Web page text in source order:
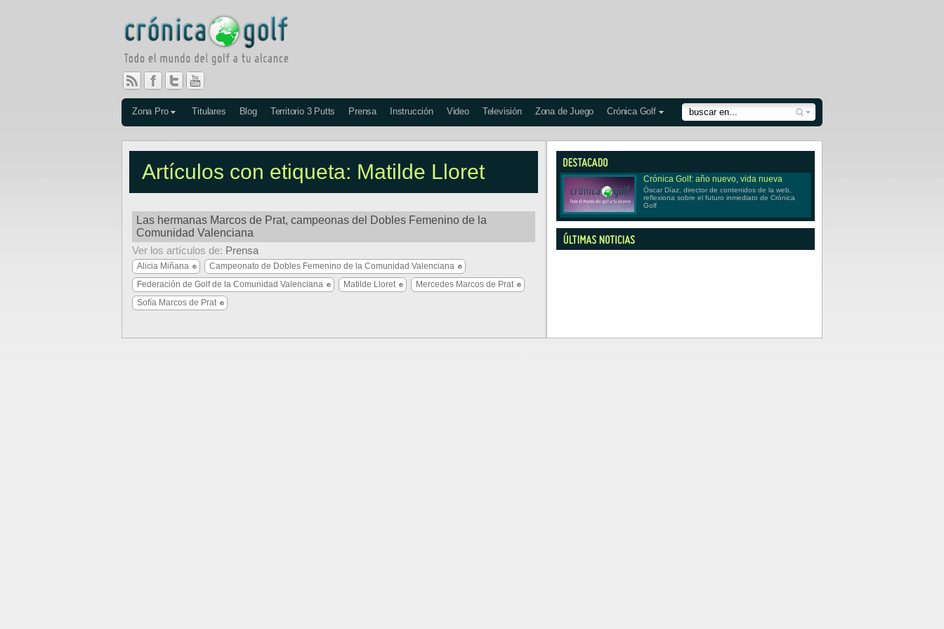
Zona Pro Titulares Blog Territorio 3 Putts Prensa Instrucción Video Televisión Zona de Juego Crónica Golf
Artículos con etiqueta: Matilde Lloret
Las hermanas Marcos de Prat, campeonas del Dobles Femenino de la
Comunidad Valenciana
Ver los artículos de: Prensa
Alicia Miñana
Campeonato de Dobles Femenino de la Comunidad Valenciana
Federación de Golf de la Comunidad Valenciana
Matilde Lloret
Mercedes Marcos de Prat
Sofía Marcos de Prat
Crónica Golf: año nuevo, vida nueva
Óscar Díaz, director de contenidos de la web,
reflexiona sobre el futuro inmediato de Crónica
Golf